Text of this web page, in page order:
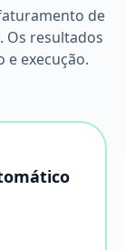
de
Os resultados
execução.